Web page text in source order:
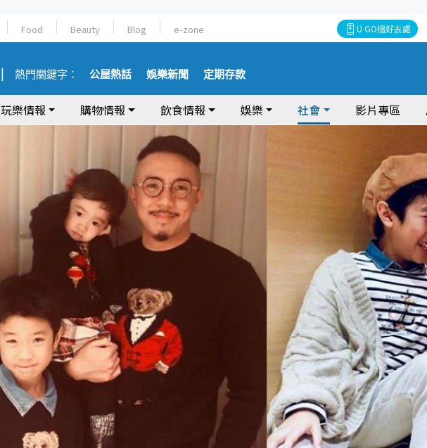
Food Beauty Blog e-zone U GO搵好去處
熱門關鍵字： 公屋熱話 娛樂新聞 定期存款
玩樂情報 購物情報 飲食情報 娛樂 社會 影片專區